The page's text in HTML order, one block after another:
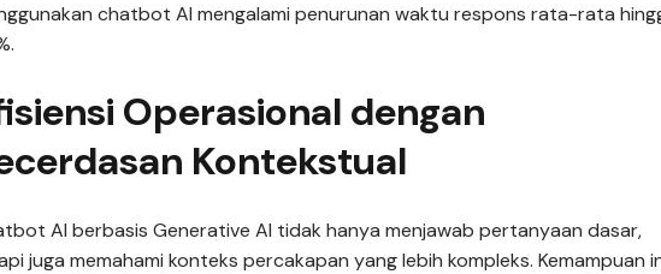
chatbot AI mengalami penurunan waktu respons rata-rata
Operasional dengan
Kontekstual
AI berbasis Generative AI tidak hanya menjawab pertanyaan dasar,
juga memahami konteks percakapan yang lebih kompleks. Kemampuan